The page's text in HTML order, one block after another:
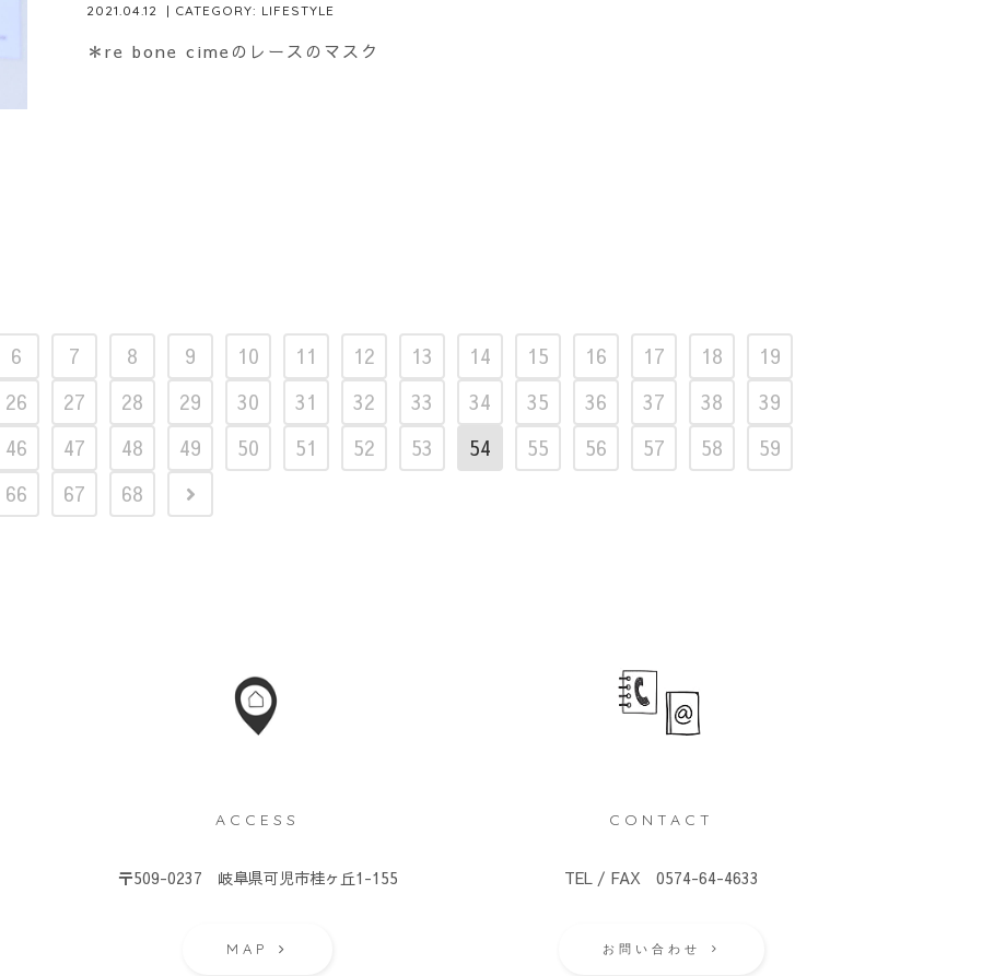
2021.04.12 | CATEGORY: LIFESTYLE
＊re bone cimeのレースのマスク
6 7 8 9 10 11 12 13 14 15 16 17 18
19
26 27 28 29 30 31 32 33 34 35 36 37 38
39
46 47 48 49 50 51 52 53 54 55 56 57 58
59
66 67 68
ACCESS
〒509-0237 岐阜県可児市桂ヶ丘1-155
MAP
CONTACT
TEL / FAX 0574-64-4633
お問い合わせ